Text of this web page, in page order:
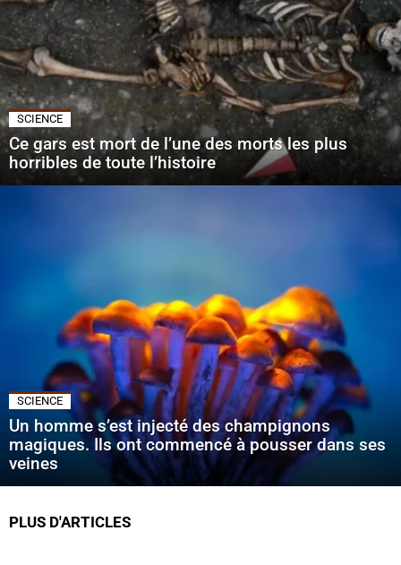
SCIENCE
Ce gars est mort de l’une des morts les plus
horribles de toute l’histoire
SCIENCE
Un homme s’est injecté des champignons
magiques. Ils ont commencé à pousser dans ses
veines
PLUS D'ARTICLES